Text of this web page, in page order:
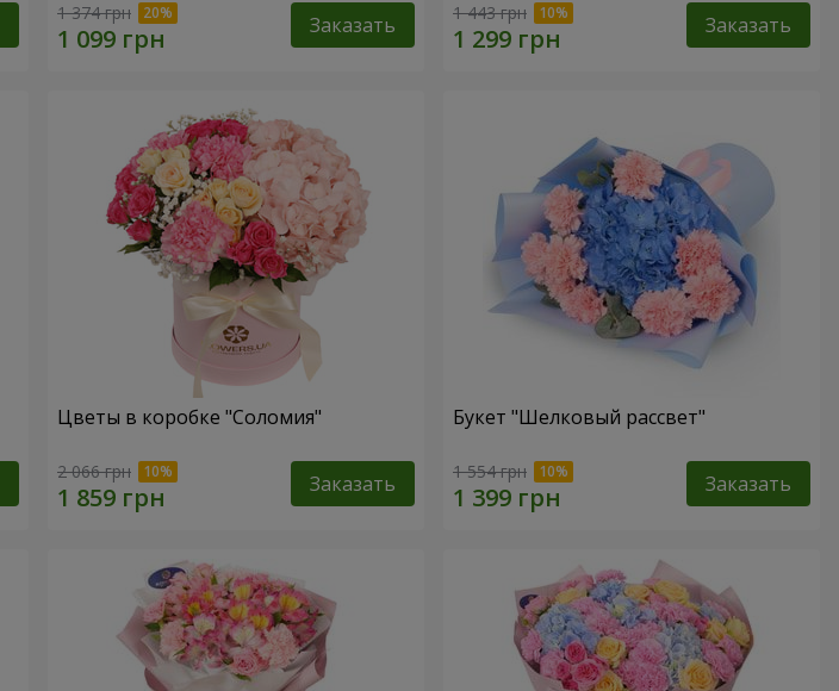
1 374 грн Заказать 1 443 грн Заказать
Цветы в коробке "Соломия"
2 066 грн Заказать
Букет "Шелковый рассвет"
1 554 грн Заказать